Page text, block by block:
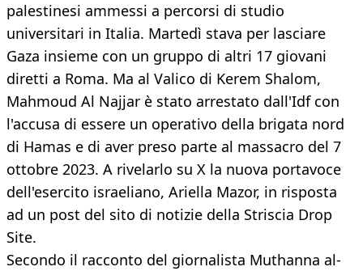
palestinesi ammessi a percorsi di studio
universitari in Italia. Martedì stava per lasciare
Gaza insieme con un gruppo di altri 17 giovani
diretti a Roma. Ma al Valico di Kerem Shalom,
Mahmoud Al Najjar è stato arrestato dall'Idf con
l'accusa di essere un operativo della brigata nord
di Hamas e di aver preso parte al massacro del 7
ottobre 2023. A rivelarlo su X la nuova portavoce
dell'esercito israeliano, Ariella Mazor, in risposta
ad un post del sito di notizie della Striscia Drop
Site.
Secondo il racconto del giornalista Muthanna al-